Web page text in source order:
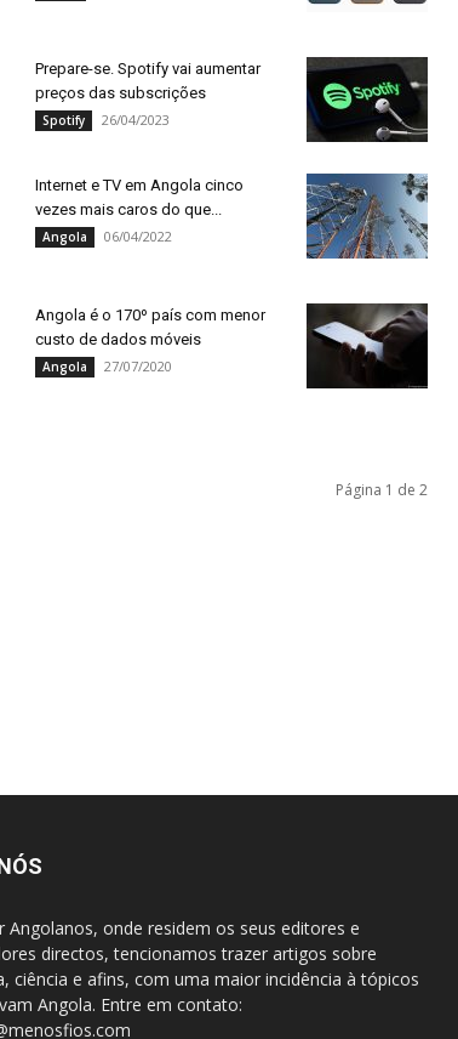
Prepare-se. Spotify vai aumentar
preços das subscrições
Spotify 26/04/2023
Internet e TV em Angola cinco
vezes mais caros do que...
Angola 06/04/2022
Angola é o 170º país com menor
custo de dados móveis
Angola 27/07/2020
Página 1 de 2
Angolanos, onde residem os seus editores e
directos, tencionamos trazer artigos sobre
ciência e afins, com uma maior incidência à tópicos
Angola. Entre em contato: